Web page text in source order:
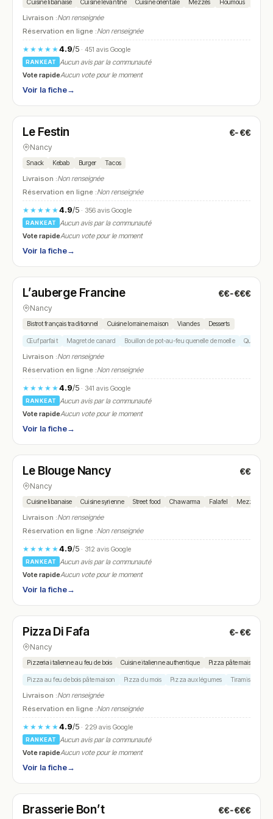
Cuisine libanaise Cuisine levantine Cuisine orientale Mezzés Houmous
Livraison :Non renseignée
Réservation en ligne :Non renseignée
★★★★★4.9/5· 451 avis Google
RANKEAT
Aucun avis par la communauté
Vote rapideAucun vote pour le moment
Voir la fiche→
N° 6
Le Festin €-€€
Nancy
Snack Kebab Burger Tacos
Livraison :Non renseignée
Réservation en ligne :Non renseignée
★★★★★4.9/5· 356 avis Google
RANKEAT
Aucun avis par la communauté
Vote rapideAucun vote pour le moment
Voir la fiche→
N° 7
L’auberge Francine €€-€€€
Nancy
Bistrot français traditionnel Cuisine lorraine maison Viandes Desserts
Œuf parfait Magret de canard Bouillon de pot-au-feu quenelle de moelle Quasi de
Livraison :Non renseignée
Réservation en ligne :Non renseignée
★★★★★4.9/5· 341 avis Google
RANKEAT
Aucun avis par la communauté
Vote rapideAucun vote pour le moment
Voir la fiche→
N° 8
Le Blouge Nancy €€
Nancy
Cuisine libanaise Cuisine syrienne Street food Chawarma Falafel Mezzés
Livraison :Non renseignée
Réservation en ligne :Non renseignée
★★★★★4.9/5· 312 avis Google
RANKEAT
Aucun avis par la communauté
Vote rapideAucun vote pour le moment
Voir la fiche→
N° 9
Pizza Di Fafa €-€€
Nancy
Pizzeria italienne au feu de bois Cuisine italienne authentique Pizza pâte maison
Pizza au feu de bois pâte maison Pizza du mois Pizza aux légumes Tiramisu
Livraison :Non renseignée
Réservation en ligne :Non renseignée
★★★★★4.9/5· 229 avis Google
RANKEAT
Aucun avis par la communauté
Vote rapideAucun vote pour le moment
Voir la fiche→
N° 10
Brasserie Bon’t €€-€€€